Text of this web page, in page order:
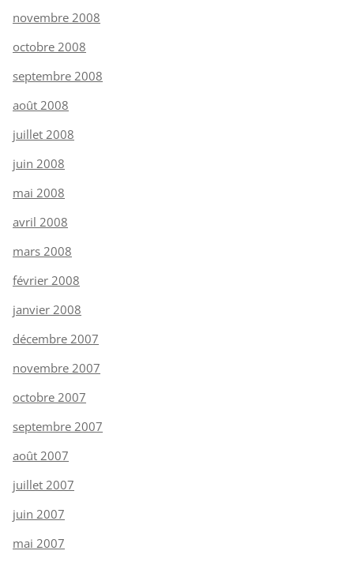
novembre 2008
octobre 2008
septembre 2008
août 2008
juillet 2008
juin 2008
mai 2008
avril 2008
mars 2008
février 2008
janvier 2008
décembre 2007
novembre 2007
octobre 2007
septembre 2007
août 2007
juillet 2007
juin 2007
mai 2007